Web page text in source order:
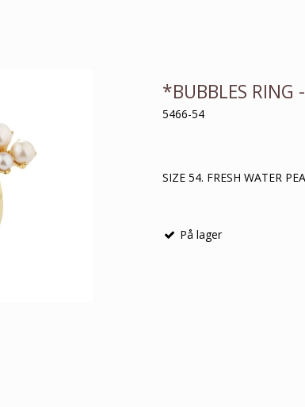
*BUBBLES RING
5466-54
SIZE 54. FRESH WATER
På lager